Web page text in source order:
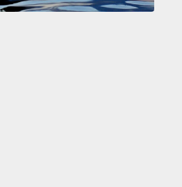
Meanwhile, antioxidant